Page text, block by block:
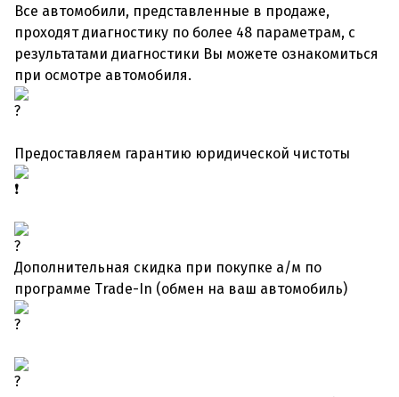
Все автомобили, представленные в продаже,
проходят диагностику по более 48 параметрам, с
результатами диагностики Вы можете ознакомиться
при осмотре автомобиля.
Предоставляем гарантию юридической чистоты
Дополнительная скидка при покупке а/м по
программе Trade-In (обмен на ваш автомобиль)